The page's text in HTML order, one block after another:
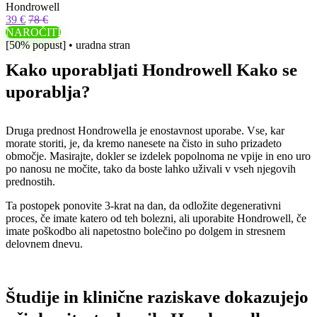
Hondrowell
39 € 78 €
NAROČITI
[50% popust] • uradna stran
Kako uporabljati Hondrowell Kako se
uporablja?
Druga prednost Hondrowella je enostavnost uporabe. Vse, kar
morate storiti, je, da kremo nanesete na čisto in suho prizadeto
območje. Masirajte, dokler se izdelek popolnoma ne vpije in eno uro
po nanosu ne močite, tako da boste lahko uživali v vseh njegovih
prednostih.
Ta postopek ponovite 3-krat na dan, da odložite degenerativni
proces, če imate katero od teh bolezni, ali uporabite Hondrowell, če
imate poškodbo ali napetostno bolečino po dolgem in stresnem
delovnem dnevu.
Študije in klinične raziskave dokazujejo